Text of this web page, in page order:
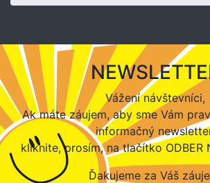
Vážení návštevníci,
Ak máte záujem, aby sme Vám
informačný
kliknite, prosím, na tlačítko ODBER
Ďakujeme za Váš